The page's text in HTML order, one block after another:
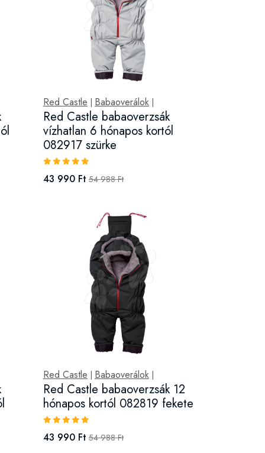
Red Castle Babaoverálok|
Red Castle babaoverzsák
vízhatlan 6 hónapos kortól
082917 szürke
43 990 Ft 54 988 Ft
Red Castle Babaoverálok|
Red Castle babaoverzsák 12
hónapos kortól 082819 fekete
43 990 Ft 54 988 Ft